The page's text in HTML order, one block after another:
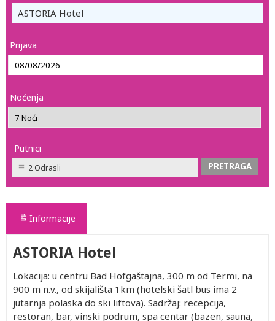
ASTORIA Hotel
Prijava
Noćenja
Putnici
2 Odrasli
Informacije
ASTORIA Hotel
Lokacija: u centru Bad Hofgaštajna, 300 m od Termi, na
900 m n.v., od skijališta 1km (hotelski šatl bus ima 2
jutarnja polaska do ski liftova). Sadržaj: recepcija,
restoran, bar, vinski podrum, spa centar (bazen, sauna,